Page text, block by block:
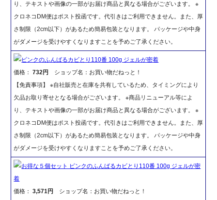
り、テキストや画像の一部がお届け商品と異なる場合がございます。 ※
クロネコDM便はポスト投函です。代引きはご利用できません。また、厚
さ制限（2cm以下）があるため簡易包装となります。 パッケージや中身
がダメージを受けやすくなりますことを予めご了承ください。
ピンクのふんばるカビとり110番 100g ジェルが密着
価格：732円
ショップ名：お買い物だねっと！
【免責事項】 ※自社販売と在庫を共有しているため、タイミングにより
欠品お取り寄せとなる場合がございます。 ※商品リニューアル等によ
り、テキストや画像の一部がお届け商品と異なる場合がございます。 ※
クロネコDM便はポスト投函です。代引きはご利用できません。また、厚
さ制限（2cm以下）があるため簡易包装となります。 パッケージや中身
がダメージを受けやすくなりますことを予めご了承ください。
お得な５個セット ピンクのふんばるカビとり110番 100g ジェルが密
着
価格：3,571円
ショップ名：お買い物だねっと！